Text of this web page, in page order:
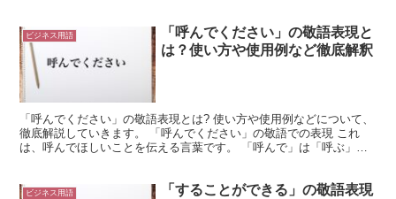
ビジネス用語
「呼んでください」の敬語表現と
は？使い方や使用例など徹底解釈
「呼んでください」の敬語表現とは? 使い方や使用例などについて、
徹底解説していきます。 「呼んでください」の敬語での表現 これ
は、呼んでほしいことを伝える言葉です。 「呼んで」は「呼ぶ」と
ビジネス用語
「することができる」の敬語表現